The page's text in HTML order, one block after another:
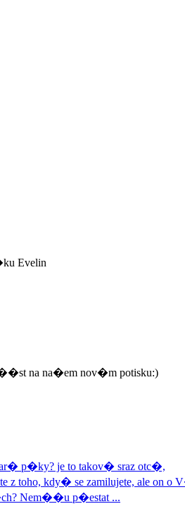
Evelin
na na�em nov�m potisku:)
p�ky? je to takov� sraz otc�,
z toho, kdy� se zamilujete, ale on o
Nem��u p�estat ...